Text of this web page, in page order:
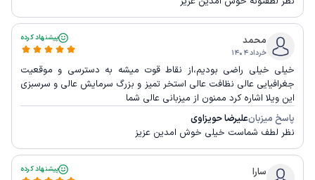
محمد
خرداد ۱۴۰۴
پیشنهاد کرده
خیلی خیلی راضی بودیم،از نقاط قوت میشه به دسترسی و موقعیت
جغرافیایی عالی نظافت عالی استخر تمیز و بزرگ سرمایش عالی و سرسبزی
این ویلا اشاره کرد ممنون از میزبانی عالی شما
پاسخ میزبانعلیرضا حویزاوی
نظر لطف شماست خیلی خوش امدین عزیز
سارا پیشنهاد کرده